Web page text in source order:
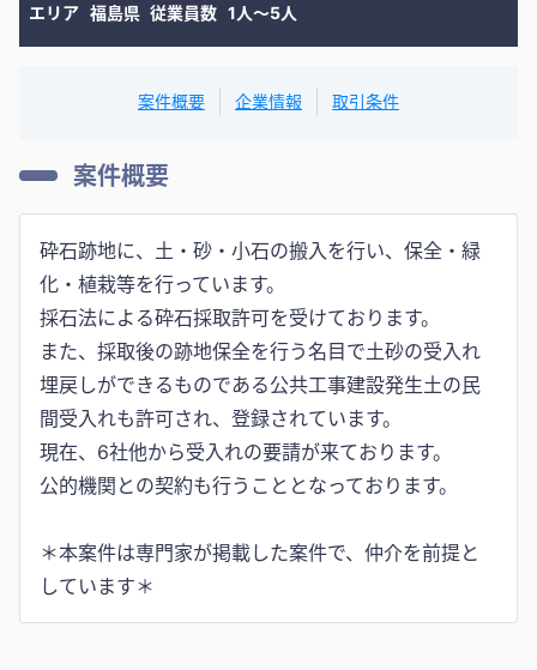
エリア 福島県 従業員数 1人〜5人
案件概要 企業情報 取引条件
案件概要
砕石跡地に、土・砂・小石の搬入を行い、保全・緑
化・植栽等を行っています。
採石法による砕石採取許可を受けております。
また、採取後の跡地保全を行う名目で土砂の受入れ
埋戻しができるものである公共工事建設発生土の民
間受入れも許可され、登録されています。
現在、6社他から受入れの要請が来ております。
公的機関との契約も行うこととなっております。
＊本案件は専門家が掲載した案件で、仲介を前提と